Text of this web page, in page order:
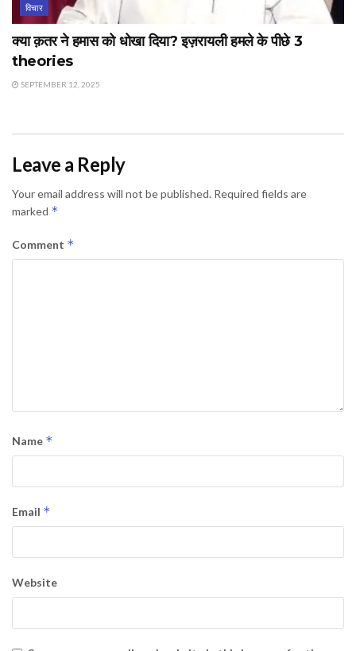
विचार
क्या क़तर ने हमास को धोखा दिया? इज़रायली हमले के पीछे 3
theories
SEPTEMBER 12, 2025
Leave a Reply
Your email address will not be published. Required fields are
marked *
Comment *
Name *
Email *
Website